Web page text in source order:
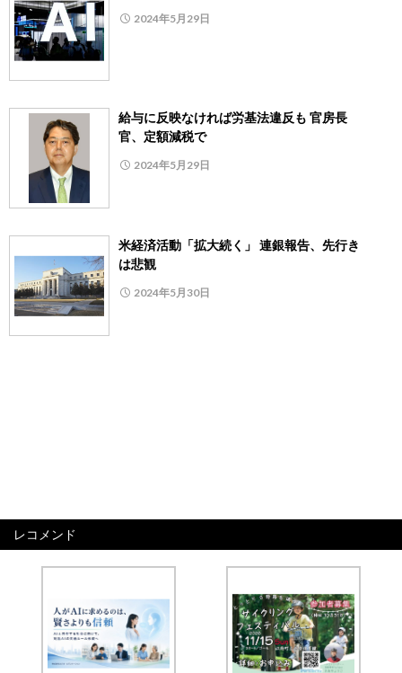
2024年5月29日
給与に反映なければ労基法違反も 官房長
官、定額減税で
2024年5月29日
米経済活動「拡大続く」 連銀報告、先行き
は悲観
2024年5月30日
レコメンド